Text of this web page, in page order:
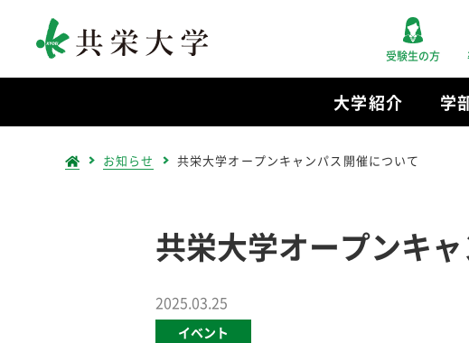
受験生の方
大学紹介 学
お知らせ 共栄大学オープンキャンパス開催について
共栄大学オープンキ
2025.03.25
イベント